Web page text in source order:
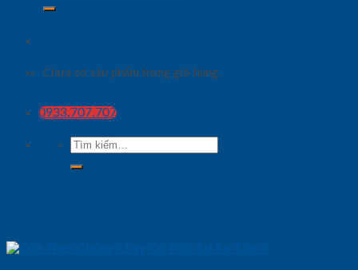
Chưa có sản phẩm trong giỏ hàng.
0933.707.707
Tìm
kiếm: